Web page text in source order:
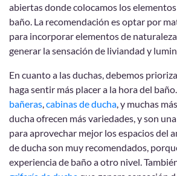
abiertas donde colocamos los
baño. La recomendación es optar por
para incorporar elementos de
generar la sensación de liviandad y
En cuanto a las duchas, debemos
haga sentir más placer a la hora del
bañeras,cabinas de ducha, y muchas
ducha ofrecen más variedades, y son
para aprovechar mejor los espacios del
de ducha son muy recomendados,
experiencia de baño a otro nivel.